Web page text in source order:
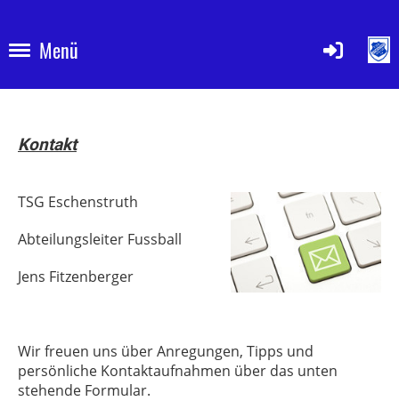
Menü
Kontakt
TSG Eschenstruth
Abteilungsleiter Fussball
Jens Fitzenberger
Wir freuen uns über Anregungen, Tipps und
persönliche Kontaktaufnahmen über das unten
stehende Formular.